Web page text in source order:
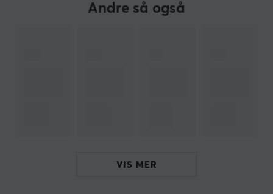
Produsentens artikkelnr: PXV322D
Andre så også
VIS MER